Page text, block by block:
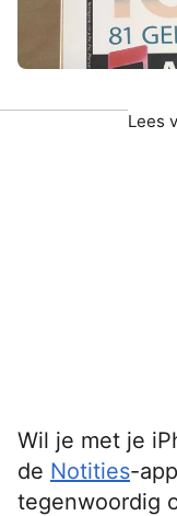
Lees
Wil je met je
de Notities-
tegenwoordig